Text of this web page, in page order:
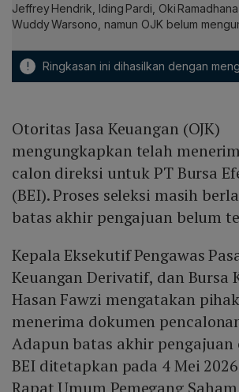
Jeffrey Hendrik, Iding Pardi, Oki
Wuddy Warsono, namun OJK belum
! Ringkasan ini dihasilkan dengan
Otoritas Jasa Keuangan (OJK)
mengungkapkan telah
calon direksi untuk PT Bursa
(BEI). Proses seleksi masih
batas akhir pengajuan belum
Kepala Eksekutif Pengawas
Keuangan Derivatif, dan Bursa
Hasan Fawzi mengatakan
menerima dokumen
Adapun batas akhir pengajuan
BEI ditetapkan pada 4 Mei
Rapat Umum Pemegang